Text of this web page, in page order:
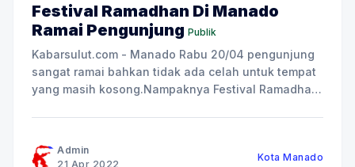
Festival Ramadhan Di Manado
Ramai Pengunjung Publik
Kabarsulut.com - Manado Rabu 20/04 pengunjung
sangat ramai bahkan tidak ada celah untuk tempat
yang masih kosong.Nampaknya Festival Ramadhan
masih ramai hingga pukul 21.00 bahkan sampai
Admin
21 Apr 2022
Kota Manado